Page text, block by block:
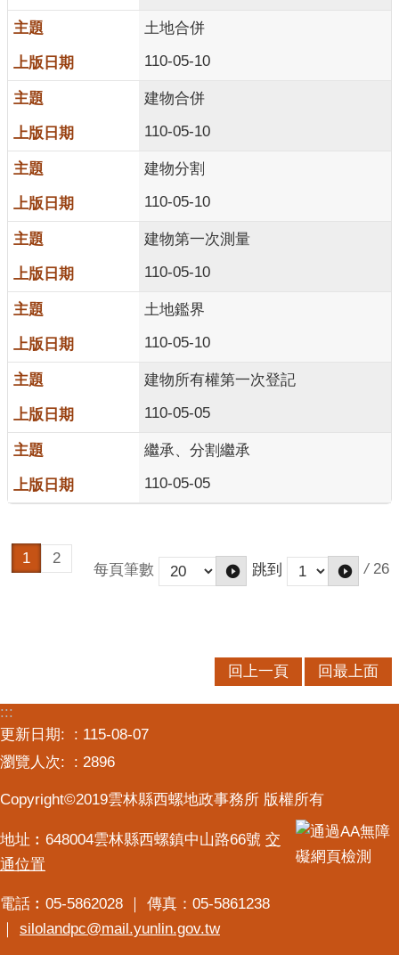
土地合併
110-05-10
建物合併
110-05-10
建物分割
110-05-10
建物第一次測量
110-05-10
土地鑑界
110-05-10
建物所有權第一次登記
110-05-05
繼承、分割繼承
110-05-05
1 2
每頁筆數 跳到 / 26
回上一頁 回最上面
:::
更新日期:
115-08-07
瀏覽人次:
2896
Copyright©2019雲林縣西螺地政事務所 版權所有
地址︰648004雲林縣西螺鎮中山路66號 交
通位置
電話︰05-5862028 ｜ 傳真：05-5861238
silolandpc@mail.yunlin.gov.tw